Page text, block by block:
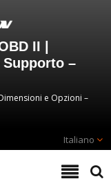
II |
–
e Opzioni –
Italiano